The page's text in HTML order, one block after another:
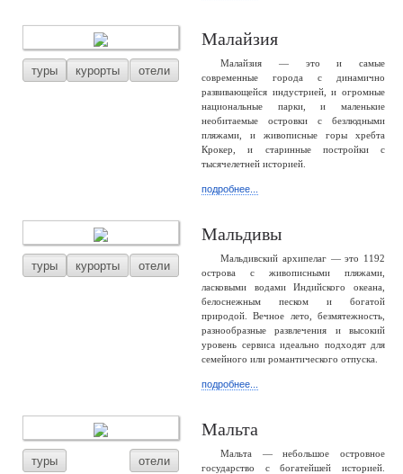
туры курорты отели
Малайзия
Малайзия — это и самые
современные города с динамично
развивающейся индустрией, и огромные
национальные парки, и маленькие
необитаемые островки с безлюдными
пляжами, и живописные горы хребта
Крокер, и старинные постройки с
тысячелетней историей.
подробнее...
туры курорты отели
Мальдивы
Мальдивский архипелаг — это 1192
острова с живописными пляжами,
ласковыми водами Индийского океана,
белоснежным песком и богатой
природой. Вечное лето, безмятежность,
разнообразные развлечения и высокий
уровень сервиса идеально подходят для
семейного или романтического отпуска.
подробнее...
туры отели
Мальта
Мальта — небольшое островное
государство с богатейшей историей.